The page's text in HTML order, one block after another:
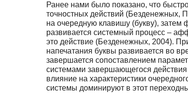
Ранее нами было показано, что
точностных действий (Безденежных,
на очередную клавишу (букву), затем
развивается системный процесс –
это действие (Безденежных, 2004).
напечатания буквы развивается во
завершается сопоставлением
системами завершающегося
влияние на характеристики
системы доминируют в этот